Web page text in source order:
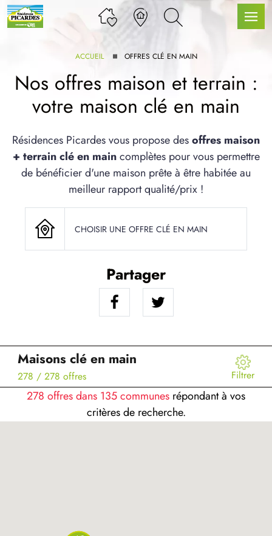
GAMME
SERVICE BDL EXTENSION
ARTICLES
ACCUEIL OFFRES CLÉ EN MAIN
Nos offres maison et terrain :
votre maison clé en main
Résidences Picardes vous propose desoffres maison
+ terrain clé en maincomplètes pour vous permettre
de bénéficier d'une maison prête à être habitée au
meilleur rapport qualité/prix !
CHOISIR UNE OFFRE CLÉ EN MAIN
Partager
Maisons clé en main
278 / 278 offres Filtrer
278 offres dans 135 communes répondant à vos
critères de recherche.